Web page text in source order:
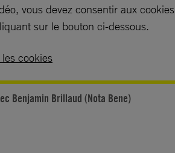
vous devez consentir aux cookies
sur le bouton ci-dessous.
cookies
Benjamin Brillaud (Nota Bene)